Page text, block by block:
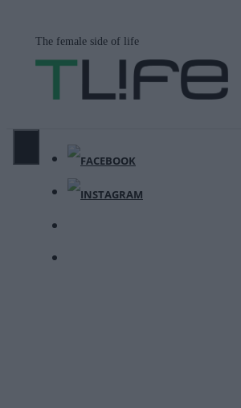
περιεχόμενο
The female side of life